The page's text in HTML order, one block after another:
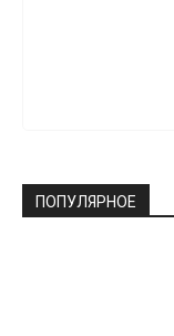
ПОПУЛЯРНОЕ